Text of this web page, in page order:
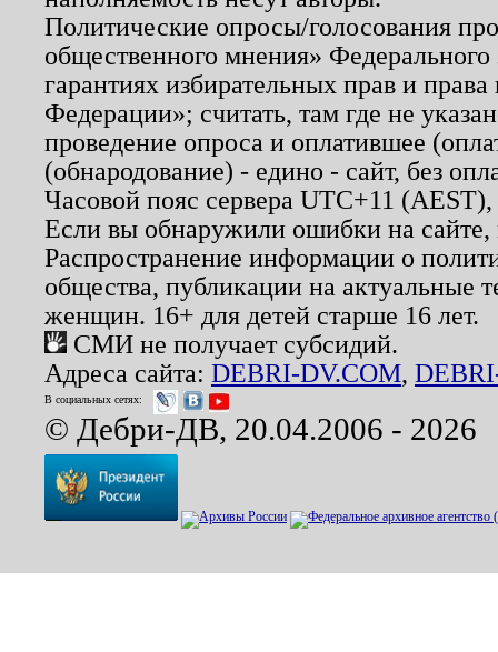
Политические опросы/голосования
общественного мнения»
гарантиях избирательных прав и
Федерации»; считать, там где не
проведение опроса и оплатившее
(обнародование) - едино - сайт, без
Часовой пояс сервера UTC+11
Если вы обнаружили ошибки на
Распространение информации о
общества, публикации на актуальные
женщин. 16+ для детей старше 16 лет.
СМИ не получает субсидий.
Адреса сайта: DEBRI-DV.COM,
В социальных сетях:
© Дебри-ДВ, 20.04.2006 - 2026